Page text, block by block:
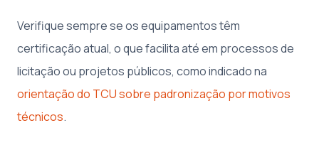
Verifique sempre se os equipamentos têm
certificação atual, o que facilita até em processos de
licitação ou projetos públicos, como indicado na
orientação do TCU sobre padronização por motivos
técnicos.